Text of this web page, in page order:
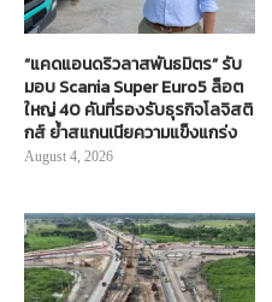
“แคดแอนดริวลาสพันธมิตร” รับ
มอบ Scania Super Euro5 ล็อต
ใหญ่ 40 คันที่รองรับธุรกิจโลจิสติ
กส์ ย้ำสแกนเนียความแข็งแกร่ง
August 4, 2026